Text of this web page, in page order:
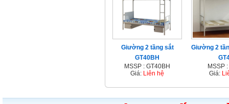
Giường 2 tầng sắt
GT40BH
MSSP : GT40BH
Giá: Liên hệ
Giường 2
MSSP
Giá: